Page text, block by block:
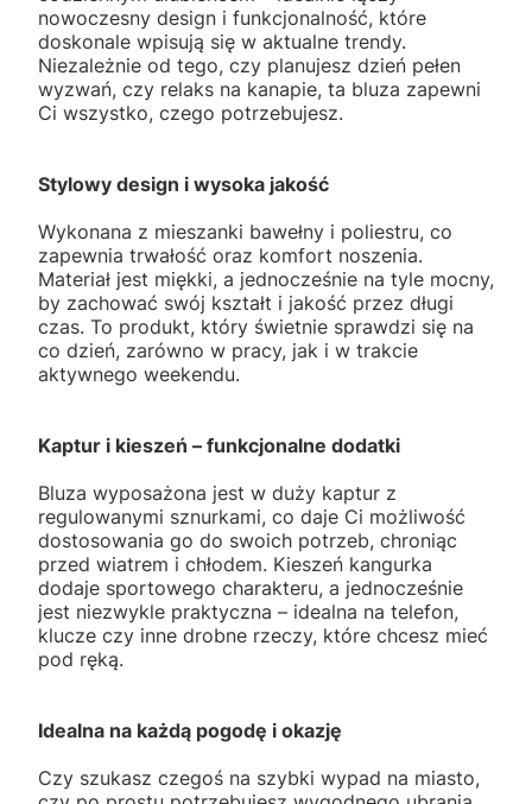
nowoczesny design i funkcjonalność, które
doskonale wpisują się w aktualne trendy.
Niezależnie od tego, czy planujesz dzień pełen
wyzwań, czy relaks na kanapie, ta bluza zapewni
Ci wszystko, czego potrzebujesz.
Stylowy design i wysoka jakość
Wykonana z mieszanki bawełny i poliestru, co
zapewnia trwałość oraz komfort noszenia.
Materiał jest miękki, a jednocześnie na tyle mocny,
by zachować swój kształt i jakość przez długi
czas. To produkt, który świetnie sprawdzi się na
co dzień, zarówno w pracy, jak i w trakcie
aktywnego weekendu.
Kaptur i kieszeń – funkcjonalne dodatki
Bluza wyposażona jest w duży kaptur z
regulowanymi sznurkami, co daje Ci możliwość
dostosowania go do swoich potrzeb, chroniąc
przed wiatrem i chłodem. Kieszeń kangurka
dodaje sportowego charakteru, a jednocześnie
jest niezwykle praktyczna – idealna na telefon,
klucze czy inne drobne rzeczy, które chcesz mieć
pod ręką.
Idealna na każdą pogodę i okazję
Czy szukasz czegoś na szybki wypad na miasto,